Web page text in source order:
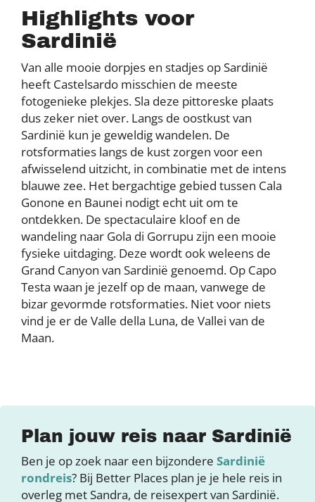
Highlights voor
Sardinië
Van alle mooie dorpjes en stadjes op Sardinië
heeft Castelsardo misschien de meeste
fotogenieke plekjes. Sla deze pittoreske plaats
dus zeker niet over. Langs de oostkust van
Sardinië kun je geweldig wandelen. De
rotsformaties langs de kust zorgen voor een
afwisselend uitzicht, in combinatie met de intens
blauwe zee. Het bergachtige gebied tussen Cala
Gonone en Baunei nodigt echt uit om te
ontdekken. De spectaculaire kloof en de
wandeling naar Gola di Gorrupu zijn een mooie
fysieke uitdaging. Deze wordt ook weleens de
Grand Canyon van Sardinië genoemd. Op Capo
Testa waan je jezelf op de maan, vanwege de
bizar gevormde rotsformaties. Niet voor niets
vind je er de Valle della Luna, de Vallei van de
Maan.
Plan jouw reis naar Sardinië
Ben je op zoek naar een bijzondere Sardinië
rondreis? Bij Better Places plan je je hele reis in
overleg met Sandra, de reisexpert van Sardinië.